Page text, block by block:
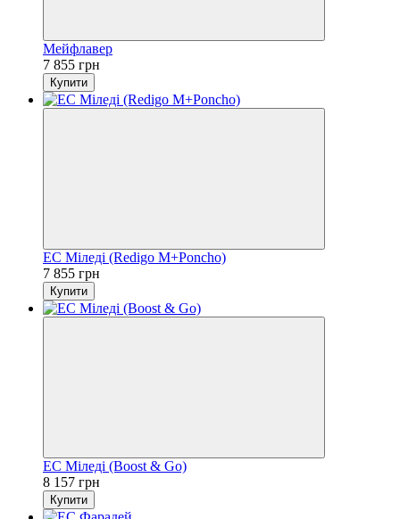
Мейфлавер
7 855 грн
Купити
ЕС Міледі (Redigo M+Poncho)
7 855 грн
Купити
ЕС Міледі (Boost & Go)
8 157 грн
Купити